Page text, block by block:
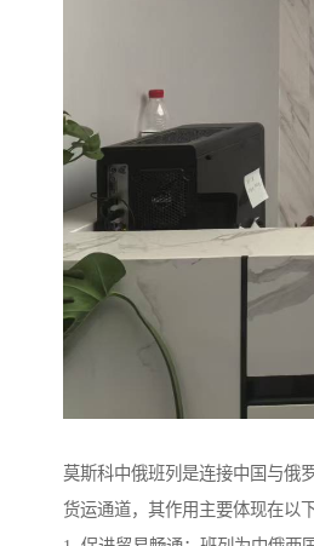
莫斯科中俄班列是连接中国与俄
货运通道，其作用主要体现在以